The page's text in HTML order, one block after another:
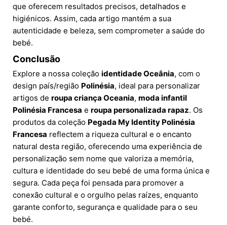
que oferecem resultados precisos, detalhados e
higiénicos. Assim, cada artigo mantém a sua
autenticidade e beleza, sem comprometer a saúde do
bebé.
Conclusão
Explore a nossa coleção identidade Oceânia, com o
design país/região Polinésia, ideal para personalizar
artigos de roupa criança Oceania, moda infantil
Polinésia Francesa e roupa personalizada rapaz. Os
produtos da coleção Pegada My Identity Polinésia
Francesa reflectem a riqueza cultural e o encanto
natural desta região, oferecendo uma experiência de
personalização sem nome que valoriza a memória,
cultura e identidade do seu bebé de uma forma única e
segura. Cada peça foi pensada para promover a
conexão cultural e o orgulho pelas raízes, enquanto
garante conforto, segurança e qualidade para o seu
bebé.